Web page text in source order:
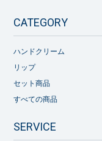
CATEGORY
ハンドクリーム
リップ
セット商品
すべての商品
SERVICE